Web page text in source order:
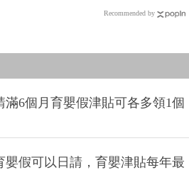
Recommended by
6個月育嬰假津貼可各多領1個
嬰假可以日請，育嬰津貼每年最